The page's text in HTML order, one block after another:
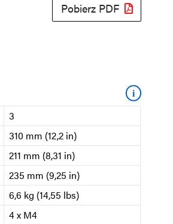
Pobierz PDF
i
3
310 mm (12,2 in)
211 mm (8,31 in)
235 mm (9,25 in)
6,6 kg (14,55 lbs)
4 x M4